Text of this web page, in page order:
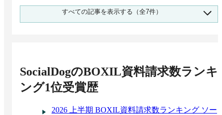
SNS分析ツール比較13選！分析手法とポイン
ト・活用方法・口コミの重要性【無料あり】
すべての記事を表示する（全7件）
SocialDogのBOXIL資料請求数ランキ
ング1位受賞歴
2026 上半期 BOXIL資料請求数ランキング ソー